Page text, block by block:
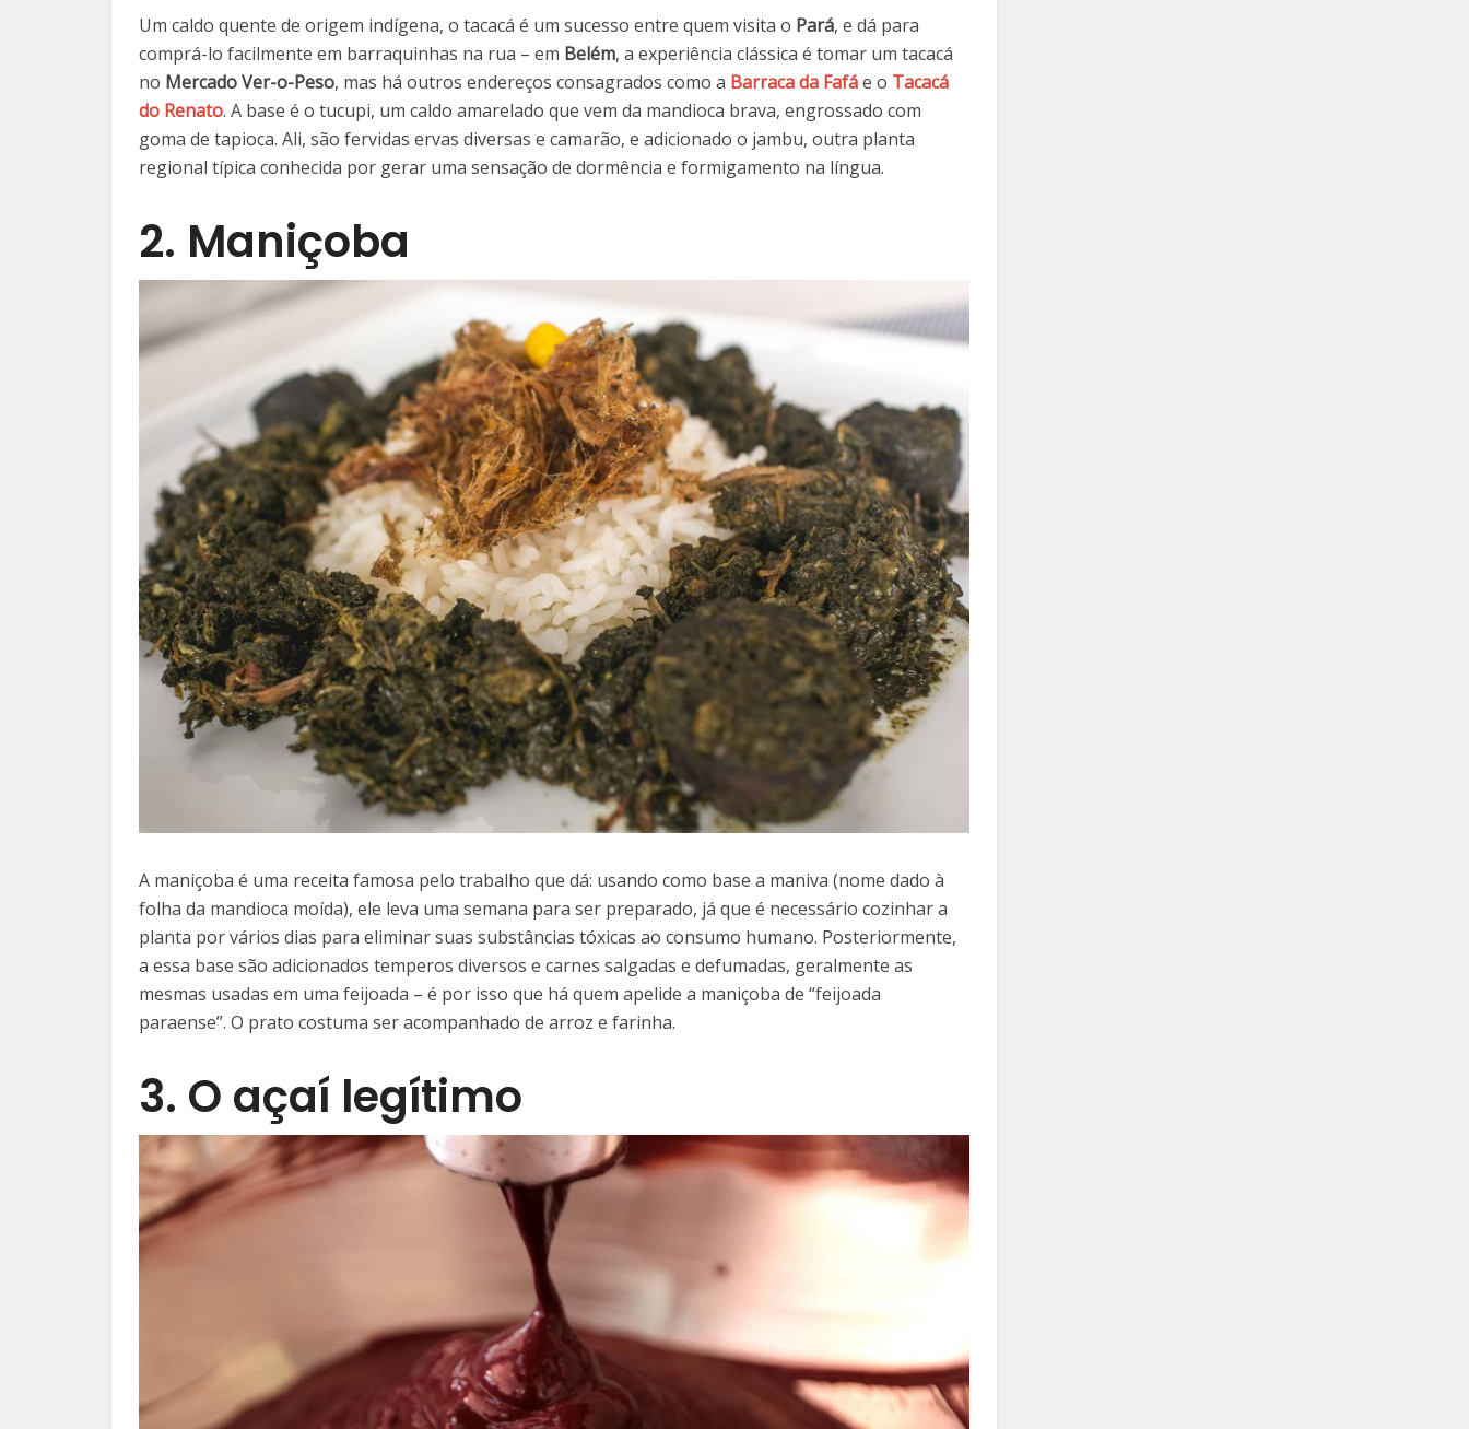
Um caldo quente de origem indígena, o tacacá é um sucesso entre quem visita o Pará, e dá para
comprá-lo facilmente em barraquinhas na rua – em Belém, a experiência clássica é tomar um tacacá
no Mercado Ver-o-Peso, mas há outros endereços consagrados como a Barraca da Fafáe o Tacacá
do Renato. A base é o tucupi, um caldo amarelado que vem da mandioca brava, engrossado com
goma de tapioca. Ali, são fervidas ervas diversas e camarão, e adicionado o jambu, outra planta
regional típica conhecida por gerar uma sensação de dormência e formigamento na língua.
2. Maniçoba
A maniçoba é uma receita famosa pelo trabalho que dá: usando como base a maniva (nome dado à
folha da mandioca moída), ele leva uma semana para ser preparado, já que é necessário cozinhar a
planta por vários dias para eliminar suas substâncias tóxicas ao consumo humano. Posteriormente,
a essa base são adicionados temperos diversos e carnes salgadas e defumadas, geralmente as
mesmas usadas em uma feijoada – é por isso que há quem apelide a maniçoba de “feijoada
paraense”. O prato costuma ser acompanhado de arroz e farinha.
3. O açaí legítimo